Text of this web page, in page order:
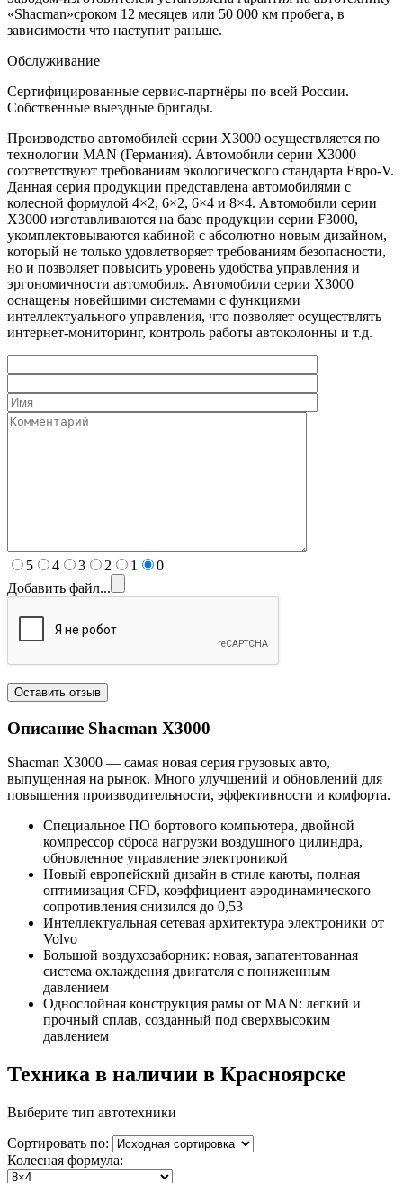
«Shacman»сроком 12 месяцев или 50 000 км пробега, в
зависимости что наступит раньше.
Обслуживание
Сертифицированные сервис-партнёры по всей России.
Собственные выездные бригады.
Производство автомобилей серии X3000 осуществляется по
технологии MAN (Германия). Автомобили серии X3000
соответствуют требованиям экологического стандарта Евро-V.
Данная серия продукции представлена автомобилями с
колесной формулой 4×2, 6×2, 6×4 и 8×4. Автомобили серии
X3000 изготавливаются на базе продукции серии F3000,
укомплектовываются кабиной с абсолютно новым дизайном,
который не только удовлетворяет требованиям безопасности,
но и позволяет повысить уровень удобства управления и
эргономичности автомобиля. Автомобили серии X3000
оснащены новейшими системами с функциями
интеллектуального управления, что позволяет осуществлять
интернет-мониторинг, контроль работы автоколонны и т.д.
5 4 3 2 1
0
Добавить файл...
Описание Shacman X3000
Shacman X3000 — самая новая серия грузовых авто,
выпущенная на рынок. Много улучшений и обновлений для
повышения производительности, эффективности и комфорта.
Специальное ПО бортового компьютера, двойной
компрессор сброса нагрузки воздушного цилиндра,
обновленное управление электроникой
Новый европейский дизайн в стиле каюты, полная
оптимизация CFD, коэффициент аэродинамического
сопротивления снизился до 0,53
Интеллектуальная сетевая архитектура электроники от
Volvo
Большой воздухозаборник: новая, запатентованная
система охлаждения двигателя с пониженным
давлением
Однослойная конструкция рамы от MAN: легкий и
прочный сплав, созданный под сверхвысоким
давлением
Техника в наличии в Красноярске
Выберите тип автотехники
Сортировать по:
Колесная формула: